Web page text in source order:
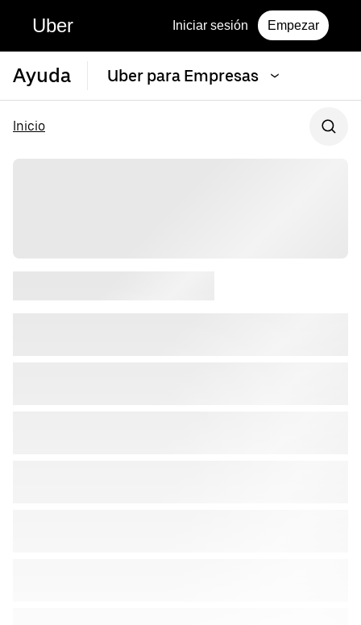
Uber Iniciar sesión Empezar
Ayuda Uber para Empresas
Inicio